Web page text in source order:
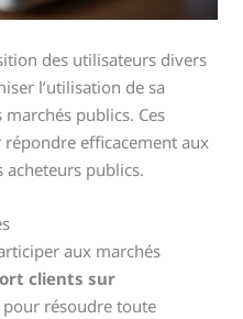
des utilisateurs divers
l’utilisation de sa
publics. Ces
efficacement aux
acheteurs publics.
aux marchés
clients sur
résoudre toute